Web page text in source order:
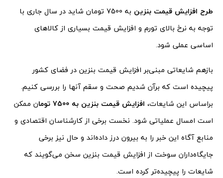
طرح افزایش قیمت بنزین
به 7500 تومان شاید در سال جاری با
توجه به نرخ بالای تورم و افزایش قیمت بسیاری از کالاهای
اساسی عملی شود.
بازهم شایعاتی مبنی‌بر افزایش قیمت بنزین در فضای کشور
پیچیده است که برآن شدیم صحت و سقم آنها را بررسی کنیم.
براساس این شایعات، افزایش قیمت بنزین به 7500 توما
ن ممکن
است امسال عملیاتی شود. نخست برخی از کارشناسان اقتصادی و
منابع آگاه این خبر را به بیرون درز داده‌اند و حال نیز برخی
جایگاه‌داران سوخت از افزایش قیمت بنزین سخن می‌گویند که
شایعات را پیچیده‌تر کرده است.